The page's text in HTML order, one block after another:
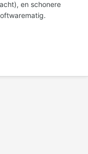
en schonere